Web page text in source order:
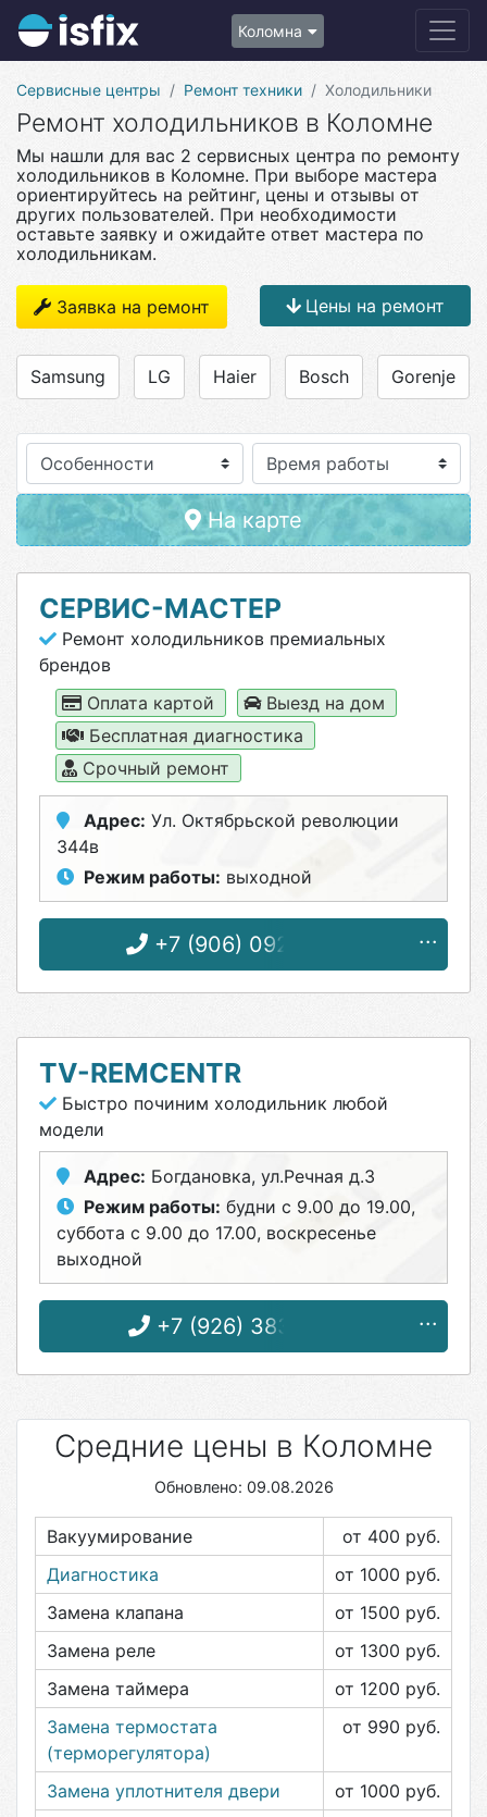
Коломна
Сервисные центры Ремонт техники Холодильники
Ремонт холодильников в Коломне
Мы нашли для вас 2 сервисных центра по ремонту
холодильников в Коломне. При выборе мастера
ориентируйтесь на рейтинг, цены и отзывы от
других пользователей. При необходимости
оставьте заявку и ожидайте ответ мастера по
холодильникам.
Заявка на ремонт Цены на ремонт
Samsung LG Haier Bosch Gorenje
Особенности
На карте
СЕРВИС-МАСТЕР
Ремонт холодильников премиальных
брендов
Оплата картой
Выезд на дом
Бесплатная диагностика
Срочный ремонт
Адрес: Ул. Октябрьской революции
344в
Режим работы: выходной
+7 (906) 092-62-52
TV-REMCENTR
Быстро починим холодильник любой
модели
Адрес: Богдановка, ул.Речная д.3
Режим работы: будни с 9.00 до 19.00,
суббота с 9.00 до 17.00, воскресенье
выходной
+7 (926) 383-87-10
Средние цены в Коломне
Обновлено: 09.08.2026
Вакуумирование от 400 руб.
Диагностика
от 1000 руб.
Замена клапана
от 1500 руб.
Замена реле
от 1300 руб.
Замена таймера
от 1200 руб.
Замена термостата
(терморегулятора)
от 990 руб.
Замена уплотнителя двери от 1000 руб.